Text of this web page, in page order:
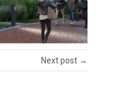
Next post →